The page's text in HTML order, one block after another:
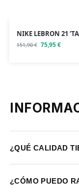
NIKE LEBRON 21
151,90€ 75,95€
¿QUÉ CALIDAD
¿CÓMO PUEDO